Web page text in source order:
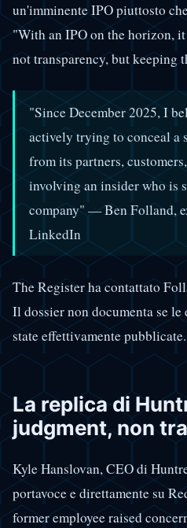
un'imminente IPO piuttosto
"With an IPO on the horizon,
not transparency, but keeping
"Since December 2025, I
actively trying to conceal a
from its partners,
involving an insider who is
company" — Ben Folland,
LinkedIn
The Register ha contattato
Il dossier non documenta se le
state effettivamente pubblicate.
La replica di
judgment, non
Kyle Hanslovan, CEO di
portavoce e direttamente su
former employee raised